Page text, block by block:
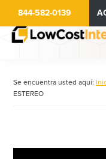
contenido
844-582-0139
Se encuentra usted aquí:
ESTEREO